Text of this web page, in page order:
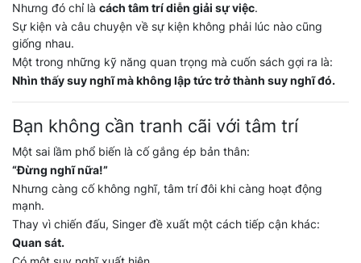
Nhưng đó chỉ là cách tâm trí diễn giải sự việc.
Sự kiện và câu chuyện về sự kiện không phải lúc nào cũng
giống nhau.
Một trong những kỹ năng quan trọng mà cuốn sách gợi ra là:
Nhìn thấy suy nghĩ mà không lập tức trở thành suy nghĩ đó.
Bạn không cần tranh cãi với tâm trí
Một sai lầm phổ biến là cố gắng ép bản thân:
“Đừng nghĩ nữa!”
Nhưng càng cố không nghĩ, tâm trí đôi khi càng hoạt động
mạnh.
Thay vì chiến đấu, Singer đề xuất một cách tiếp cận khác:
Quan sát.